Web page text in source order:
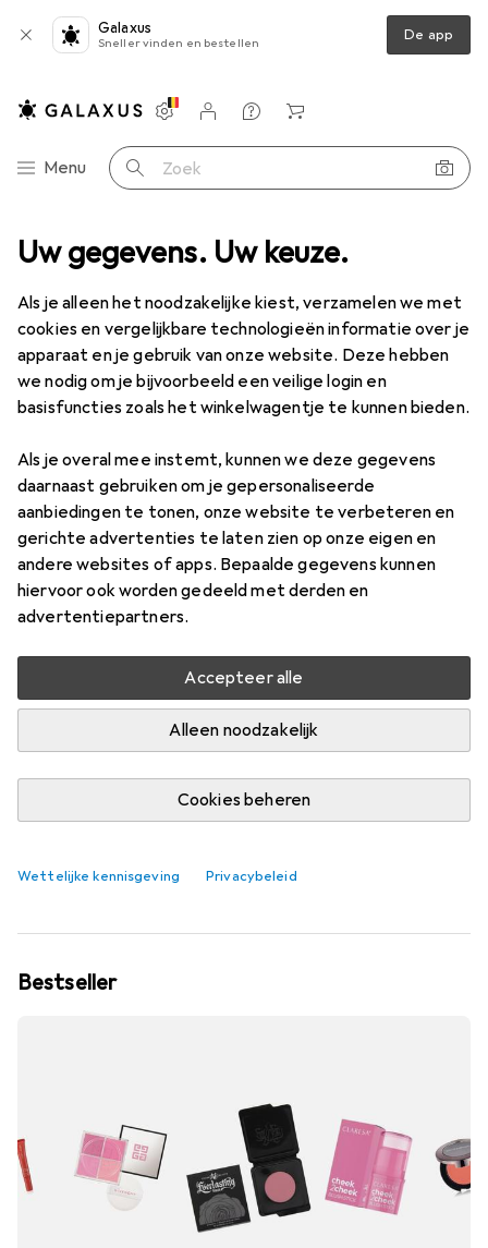
Uw gegevens. Uw keuze.
Als je alleen het noodzakelijke kiest, verzamelen we met
cookies en vergelijkbare technologieën informatie over je
apparaat en je gebruik van onze website. Deze hebben
we nodig om je bijvoorbeeld een veilige login en
basisfuncties zoals het winkelwagentje te kunnen bieden.
Als je overal mee instemt, kunnen we deze gegevens
daarnaast gebruiken om je gepersonaliseerde
aanbiedingen te tonen, onze website te verbeteren en
gerichte advertenties te laten zien op onze eigen en
andere websites of apps. Bepaalde gegevens kunnen
hiervoor ook worden gedeeld met derden en
advertentiepartners.
Accepteer alle
Alleen noodzakelijk
Cookies beheren
Wettelijke kennisgeving Privacybeleid
Galaxus
Sneller vinden en bestellen De app
Categorie navigatie
Menu Zoek op
Instellingen
Klantenaccount
Produktvergelijking
Verlanglijstje
Winkelmandje
Productassortiment Beauty + Gezondheid
Teint
OntdekForum
Zo trotseert je wenkbrauwstyling de
Anika Schulz3 Likes
3 1 Reactie
1
Bestseller